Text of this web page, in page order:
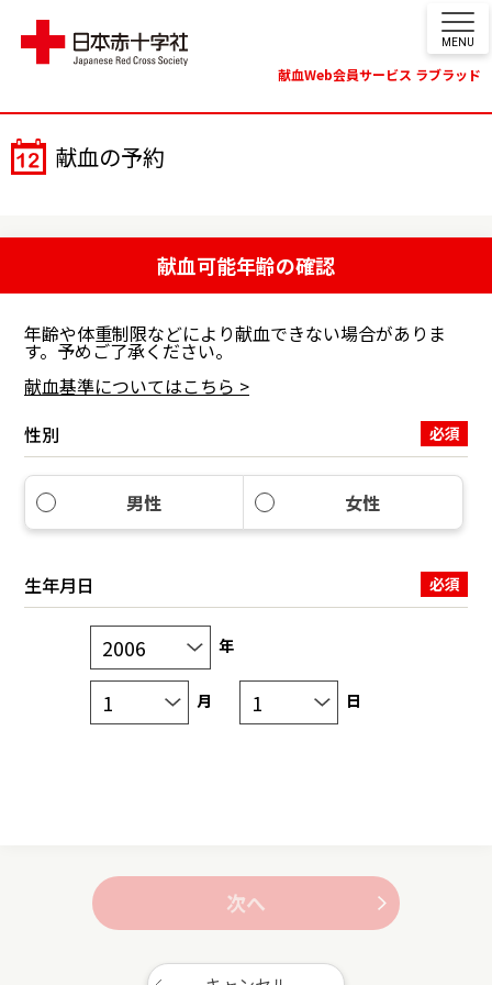
献血Web会員サービス ラブラッド
MENU
献血の予約
献血可能年齢の確認
年齢や体重制限などにより献血できない場合がありま
す。予めご了承ください。
献血基準についてはこちら >
性別
男性 女性
生年月日
年
月 日
次へ